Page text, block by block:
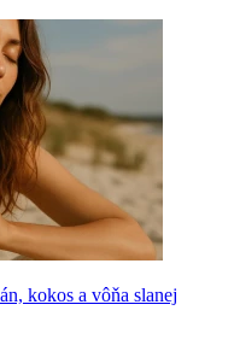
kokos a vôňa slanej